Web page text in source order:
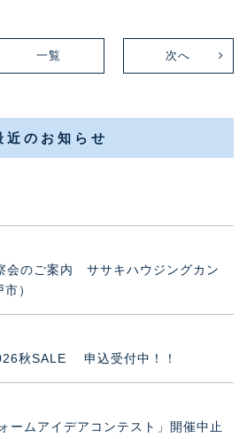
次へ
一覧
近のお知らせ
のご案内 ササキハウジングカン
）
秋SALE 申込受付中！！
ームアイデアコンテスト」開催中止